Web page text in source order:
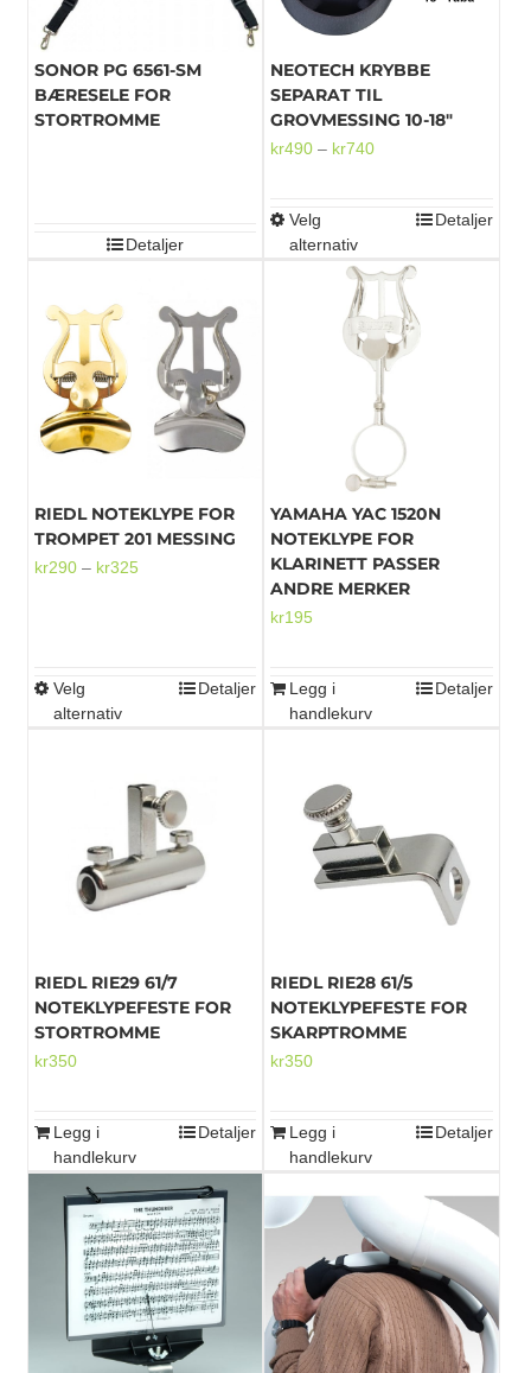
SONOR PG 6561-SM
BÆRESELE FOR
STORTROMME
Detaljer
NEOTECH KRYBBE
SEPARAT TIL
GROVMESSING 10-18″
kr490 – kr740Prisområde:
Velg
alternativ
Dette
har
flere
varianter.
Alternativene
kan
velges
på
Detaljer
RIEDL NOTEKLYPE FOR
TROMPET 201 MESSING
kr290 – kr325Prisområde:
Velg
alternativ
Dette
flere
varianter.
Alternativene
kan
Detaljer
YAMAHA YAC 1520N
NOTEKLYPE FOR
KLARINETT PASSER
ANDRE MERKER
kr195
Legg i
handlekurv
Detaljer
RIEDL RIE29 61/7
NOTEKLYPEFESTE FOR
STORTROMME
kr350
Legg i
handlekurv
Detaljer
RIEDL RIE28 61/5
NOTEKLYPEFESTE FOR
SKARPTROMME
kr350
Legg i
handlekurv
Detaljer